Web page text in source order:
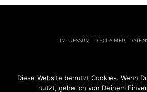
IMPRESSUM | DISCLAIMER |
Diese Website benutzt Cookies. Wenn
nutzt, gehe ich von Deinem